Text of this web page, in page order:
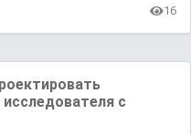
16
с